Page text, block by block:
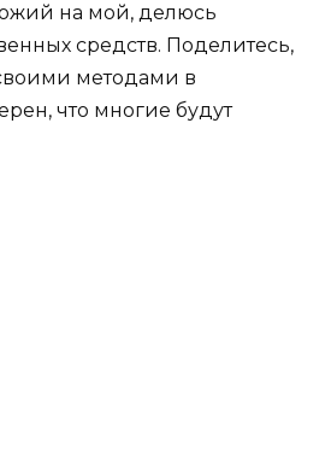
на мой, делюсь
средств. Поделитесь,
методами в
что многие будут